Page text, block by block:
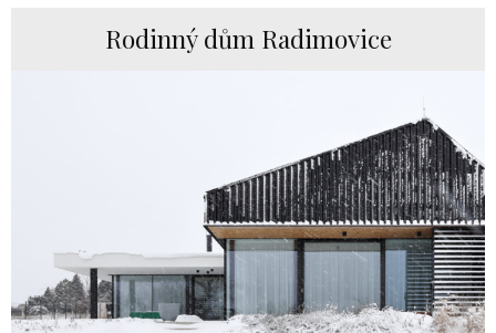
Rodinný dům Radimovice